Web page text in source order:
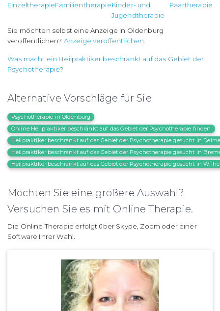
EinzeltherapieFamilientherapieKinder- und
Jugendtherapie
Paartherapie
Sie möchten selbst eine Anzeige in Oldenburg
veröffentlichen? Anzeige veröffentlichen.
Was macht ein Heilpraktiker beschränkt auf das Gebiet der
Psychotherapie?
Alternative Vorschläge für Sie
Psychotherapie in Oldenburg
Online Heilpraktiker beschränkt auf das Gebiet der Psychotherapie finden
Heilpraktiker beschränkt auf das Gebiet der Psychotherapie gesucht in
Heilpraktiker beschränkt auf das Gebiet der Psychotherapie gesucht in
Heilpraktiker beschränkt auf das Gebiet der Psychotherapie gesucht in
Möchten Sie eine größere Auswahl?
Versuchen Sie es mit Online Therapie.
Die Online Therapie erfolgt über Skype, Zoom oder einer
Software Ihrer Wahl.